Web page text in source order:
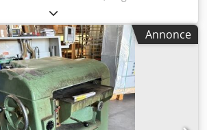
, type de réglage en hauteur:
de rabotage:300 mm, raboteuse 4
mm Cedpfsw A A Ebox Ah Teha sur
les pièces courbes machine capotée
Annonce